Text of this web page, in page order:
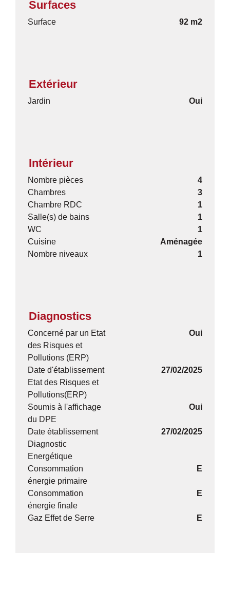
Surfaces
Surface 92 m2
Extérieur
Jardin Oui
Intérieur
Nombre pièces
4
Chambres
3
Chambre RDC
1
Salle(s) de bains
1
WC
1
Cuisine
Aménagée
Nombre niveaux
1
Diagnostics
Concerné par un Etat
des Risques et
Pollutions (ERP)
Oui
Date d'établissement
Etat des Risques et
Pollutions(ERP)
27/02/2025
Soumis à l'affichage
du DPE
Oui
Date établissement
Diagnostic
Energétique
27/02/2025
Consommation
énergie primaire
E
Consommation
énergie finale
E
Gaz Effet de Serre E